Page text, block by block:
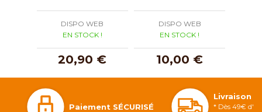
DISPO WEB
EN STOCK !
20,90 €
DISPO WEB
EN STOCK !
10,00 €
Paiement SÉCURISÉ
Livraison
* Dès 49€